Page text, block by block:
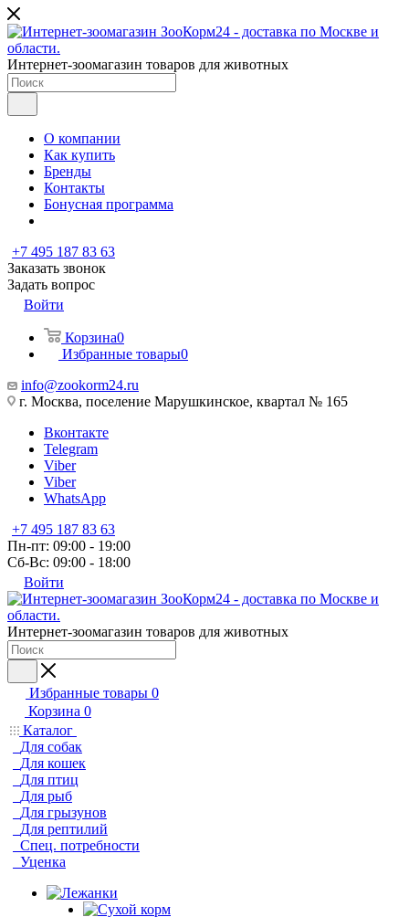
Интернет-зоомагазин товаров для животных
О компании
Как купить
Бренды
Контакты
Бонусная программа
+7 495 187 83 63
Заказать звонок
Задать вопрос
Войти
Корзина0
Избранные товары0
info@zookorm24.ru
г. Москва, поселение Марушкинское, квартал № 165
Вконтакте
Telegram
Viber
Viber
WhatsApp
+7 495 187 83 63
Пн-пт: 09:00 - 19:00
Сб-Вс: 09:00 - 18:00
Войти
Интернет-зоомагазин товаров для животных
Избранные товары 0
Корзина 0
Каталог
Для собак
Для кошек
Для птиц
Для рыб
Для грызунов
Для рептилий
Спец. потребности
Уценка